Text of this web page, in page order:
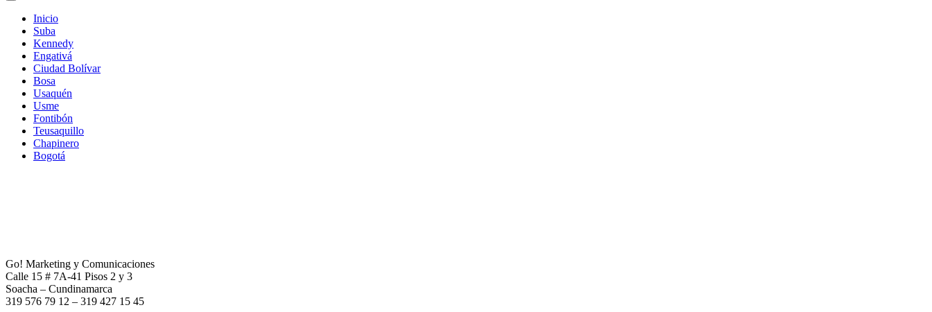
Inicio
Suba
Kennedy
Engativá
Ciudad Bolívar
Bosa
Usaquén
Usme
Fontibón
Teusaquillo
Chapinero
Bogotá
Go! Marketing y Comunicaciones
Calle 15 # 7A-41 Pisos 2 y 3
Soacha – Cundinamarca
319 576 79 12 – 319 427 15 45